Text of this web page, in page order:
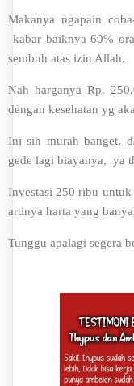
Makanya ngapain
kabar baiknya 60%
sembuh atas izin Allah.
Nah harganya Rp.
dengan kesehatan yg
Ini sih murah banget,
gede lagi biayanya, ya
Investasi 250 ribu untuk
artinya harta yang
Tunggu apalagi segera